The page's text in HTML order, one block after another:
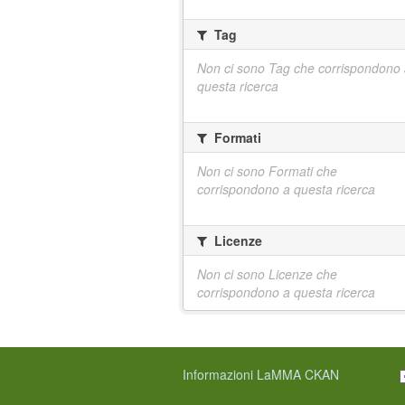
Tag
Non ci sono Tag che corrispondono
questa ricerca
Formati
Non ci sono Formati che
corrispondono a questa ricerca
Licenze
Non ci sono Licenze che
corrispondono a questa ricerca
Informazioni LaMMA CKAN